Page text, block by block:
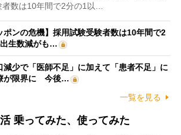
数は10年間で2分の1以…
ポンの危機】採用試験受験者数は10年間で2
生数減がも…
減少で「医師不足」に加えて「患者不足」に
が限界に 今後…
一覧を見る
乗ってみた、使ってみた